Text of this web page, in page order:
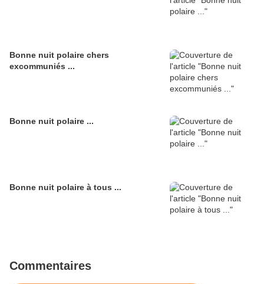
Bonne nuit polaire chers
excommuniés ...
Bonne nuit polaire ...
Bonne nuit polaire à tous ...
Commentaires